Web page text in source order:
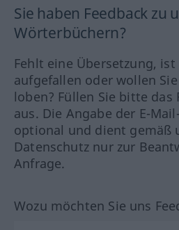
Sie haben Feedback zu
Wörterbüchern?
Fehlt eine Übersetzung,
aufgefallen oder wollen
loben? Füllen Sie bitte das
aus. Die Angabe der E-
optional und dient gemäß
Datenschutz nur zur
Anfrage.
Wozu möchten Sie uns